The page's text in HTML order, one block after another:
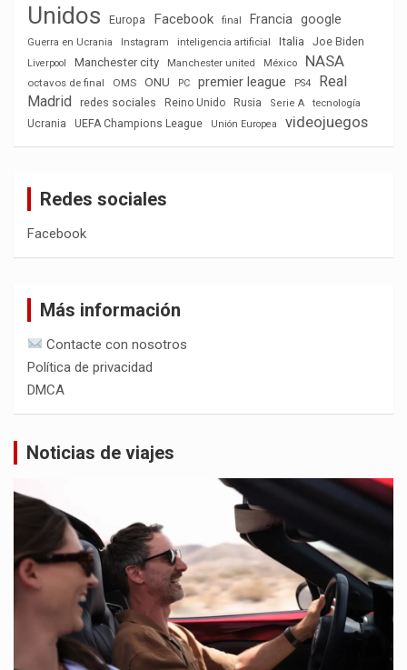
Unidos
Europa Facebook final Francia google
Guerra en Ucrania Instagram inteligencia artificial Italia Joe Biden
Liverpool Manchester city Manchester united México NASA
octavos de final OMS ONU PC premier league PS4
Real
Madrid
redes sociales Reino Unido Rusia Serie A
tecnología
Ucrania
UEFA Champions League Unión Europea videojuegos
Redes sociales
Facebook
Más información
Contacte con nosotros
Política de privacidad
DMCA
Noticias de viajes